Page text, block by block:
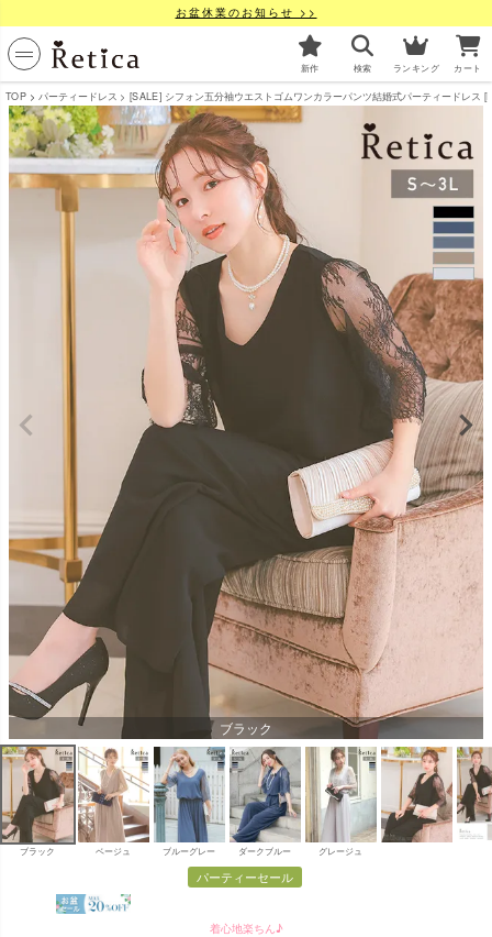
お盆休業のお知らせ >>
新作 検索 ランキング カート
TOP パーティードレス [SALE] シフォン五分袖ウエストゴムワンカラーパンツ結婚式パーティードレス
ブラック
ブラック ベージュ ブルーグレー ダークブルー グレージュ
パーティーセール
着心地楽ちん♪